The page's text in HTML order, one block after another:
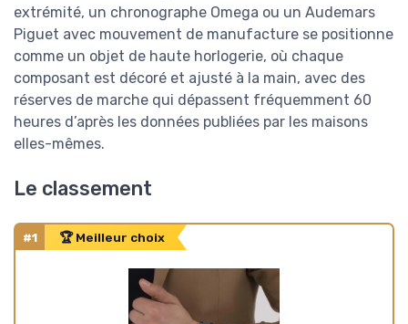
extrémité, un chronographe Omega ou un Audemars
Piguet avec mouvement de manufacture se positionne
comme un objet de haute horlogerie, où chaque
composant est décoré et ajusté à la main, avec des
réserves de marche qui dépassent fréquemment 60
heures d’après les données publiées par les maisons
elles-mêmes.
Le classement
#1 🏆 Meilleur choix